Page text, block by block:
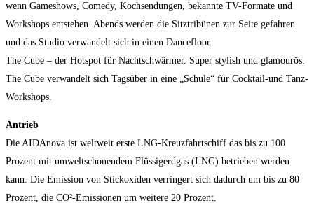
wenn Gameshows, Comedy, Kochsendungen, bekannte TV-Formate und
Workshops entstehen. Abends werden die Sitztribünen zur Seite gefahren
und das Studio verwandelt sich in einen Dancefloor.
The Cube – der Hotspot für Nachtschwärmer. Super stylish und glamourös.
The Cube verwandelt sich Tagsüber in eine „Schule“ für Cocktail-und Tanz-
Workshops.
Antrieb
Die AIDAnova ist weltweit erste LNG-Kreuzfahrtschiff das bis zu 100
Prozent mit umweltschonendem Flüssigerdgas (LNG) betrieben werden
kann. Die Emission von Stickoxiden verringert sich dadurch um bis zu 80
Prozent, die CO²-Emissionen um weitere 20 Prozent.